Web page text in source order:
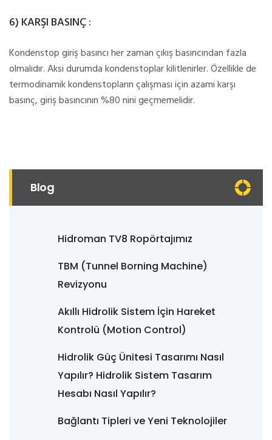
6) KARŞI BASINÇ :
Kondenstop giriş basıncı her zaman çıkış basıncından fazla
olmalıdır. Aksi durumda kondenstoplar kilitlenirler. Özellikle de
termodinamik kondenstopların çalışması için azami karşı
basınç, giriş basıncının %80 nini geçmemelidir.
Blog
Hidroman TV8 Ropörtajımız
TBM (Tunnel Borning Machine)
Revizyonu
Akıllı Hidrolik Sistem İçin Hareket
Kontrolü (Motion Control)
Hidrolik Güç Ünitesi Tasarımı Nasıl
Yapılır? Hidrolik Sistem Tasarım
Hesabı Nasıl Yapılır?
Bağlantı Tipleri ve Yeni Teknolojiler